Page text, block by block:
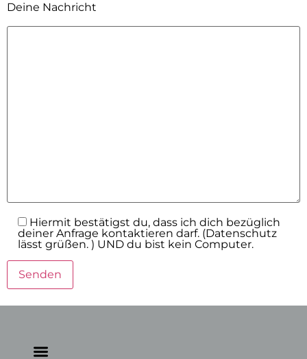
Deine Nachricht
Hiermit bestätigst du, dass ich dich bezüglich
deiner Anfrage kontaktieren darf. (Datenschutz
lässt grüßen. ) UND du bist kein Computer.